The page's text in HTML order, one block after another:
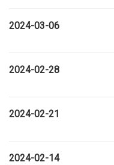
2024-03-06
2024-02-28
2024-02-21
2024-02-14